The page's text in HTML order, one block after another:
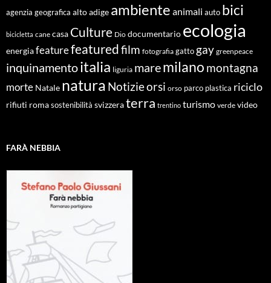
agenzia geografica alto adige ambiente animali auto bici
bicicletta cane casa Culture Dio documentario ecologia
energiafeaturefeaturedfilm fotografia gatto gay greenpeace
inquinamentoitalia liguria maremilano montagna
morte Natale natura Notizieorsi orso parco plastica riciclo
rifiuti roma sostenibilità svizzeraterra trentino turismo verde video
FARÀ NEBBIA